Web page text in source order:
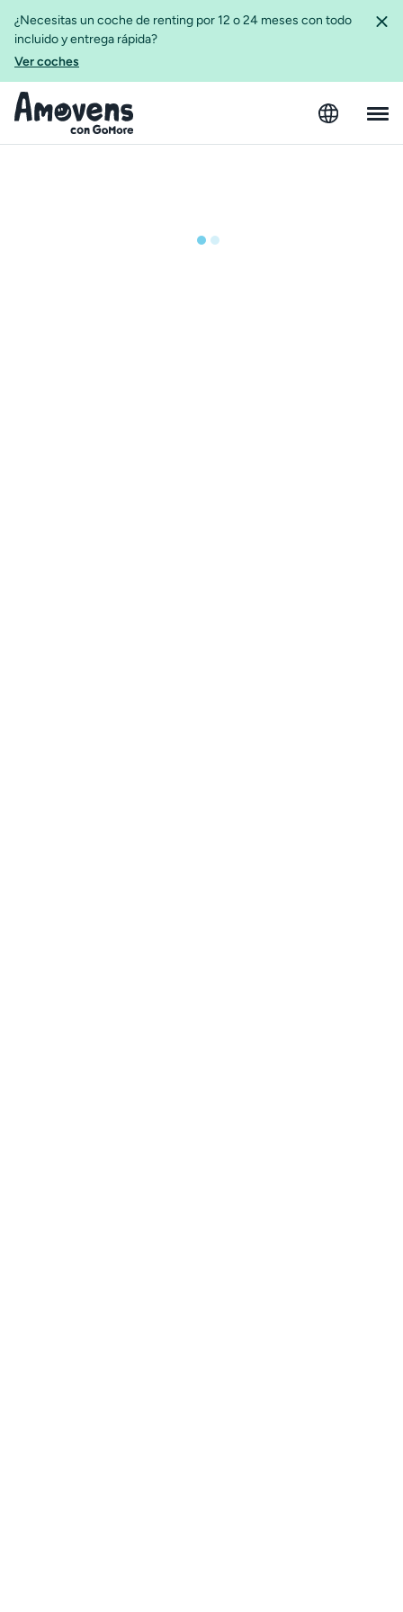
¿Necesitas un coche de renting por 12 o 24 meses con todo
incluido y entrega rápida?
Ver coches